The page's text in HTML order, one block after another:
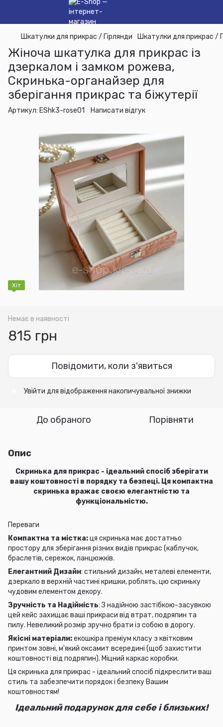
Шкатулки для прикрас / Гірлянди Шкатулки для прикрас /
Жіноча шкатулка для прикрас із
дзеркалом і замком рожева,
Скринька-органайзер для
зберігання прикрас та біжутерії
Артикул: EShk3-rose01 Написати відгук
Хіт
Немає в наявності
815 грн
Повідомити, коли з'явиться
Увійти для відображення накопичувальної знижки
До обраного Порівняти
Опис
Скринька для прикрас - ідеальний спосіб зберігати
вашу коштовності в порядку та безпеці. Ця компактна
скринька вражає своєю елегантністю та
функціональністю.
Переваги
Компактна та містка:ця скринька має достатньо
простору для зберігання різних видів прикрас (каблучок,
браслетів, сережок, ланцюжків.
Елегантний Дизайн: стильний дизайн, металеві елементи,
дзеркало в верхній частині кришки, роблять, цю скриньку
чудовим елементом декору.
Зручність та Надійність: З надійною застібкою-засувкою
цей кейс захищає ваші прикраси від втрат, подряпин та
пилу. Невеликий розмір зручно брати із собою в дорогу.
Якісні матеріали:екошкіра преміум класу з квітковим
принтом зовні, м'який оксамит всередині (щоб захистити
коштовності від подряпин). Міцний каркас коробки.
Ця скринька для прикрас - ідеальний спосіб підкреслити ваш
стиль та забезпечити порядок і безпеку Вашим
коштовностям!
Ідеальний подарунок для себе і близьких!